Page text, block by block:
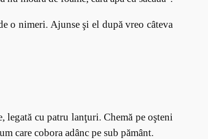
o nimeri. Ajunse şi el după vreo câteva
legată cu patru lanţuri. Chemă pe oşteni
care cobora adânc pe sub pământ.